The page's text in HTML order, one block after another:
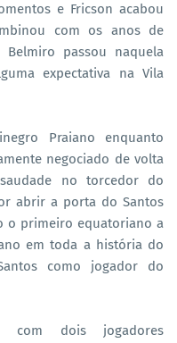
e Fricson acabou
com os anos de
passou naquela
expectativa na Vila
Praiano enquanto
negociado de volta
no torcedor do
abrir a porta do Santos
o primeiro equatoriano a
em toda a história do
como jogador do
com dois jogadores